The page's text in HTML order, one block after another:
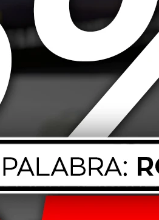
durante viajes largos o en
energética, el reciclaje y la